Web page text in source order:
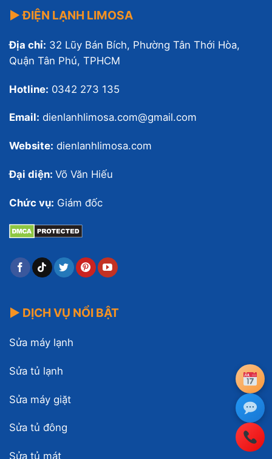
▶ ĐIỆN LẠNH LIMOSA
Địa chỉ: 32 Lũy Bán Bích, Phường Tân Thới Hòa,
Quận Tân Phú, TPHCM
Hotline: 0342 273 135
Email: dienlanhlimosa.com@gmail.com
Website: dienlanhlimosa.com
Đại diện: Võ Văn Hiếu
Chức vụ: Giám đốc
▶ DỊCH VỤ NỔI BẬT
Sửa máy lạnh
Sửa tủ lạnh
Sửa máy giặt
Sửa tủ đông
Sửa tủ mát